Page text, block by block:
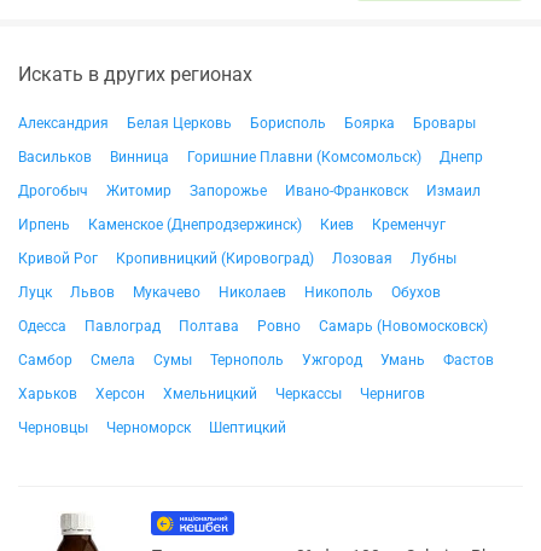
Искать в других регионах
Александрия Белая Церковь Борисполь Боярка
Бровары
Васильков
Винница Горишние Плавни (Комсомольск)
Днепр
Дрогобыч
Житомир Запорожье Ивано-Франковск
Измаил
Ирпень
Каменское (Днепродзержинск) Киев
Кременчуг
Кривой Рог
Кропивницкий (Кировоград) Лозовая
Лубны
Луцк
Львов Мукачево Николаев Никополь
Обухов
Одесса
Павлоград Полтава Ровно
Самарь (Новомосковск)
Самбор
Смела Сумы Тернополь Ужгород Умань
Фастов
Харьков
Херсон Хмельницкий Черкассы
Чернигов
Черновцы
Черноморск Шептицкий